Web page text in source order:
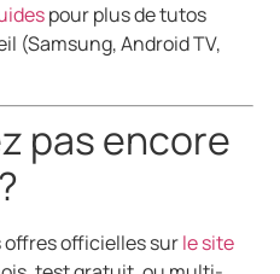
pour plus de tutos
(Samsung, Android TV,
pas encore
offres officielles surle site